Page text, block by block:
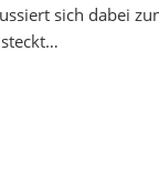
sich dabei